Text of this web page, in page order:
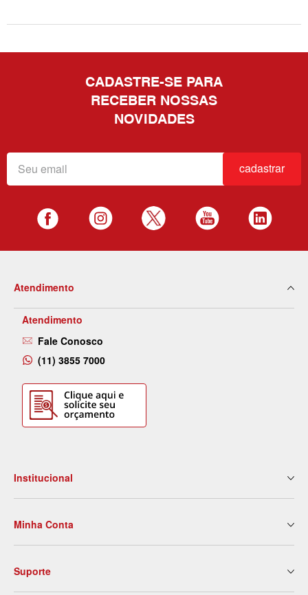
CADASTRE-SE PARA
RECEBER NOSSAS
NOVIDADES
cadastrar
Atendimento
Atendimento
Fale Conosco
(11) 3855 7000
Institucional
Nossas Lojas
Serviços
Blog
Contato
Minha Conta
2ª Via de Boleto
Meus Pedidos
Suporte